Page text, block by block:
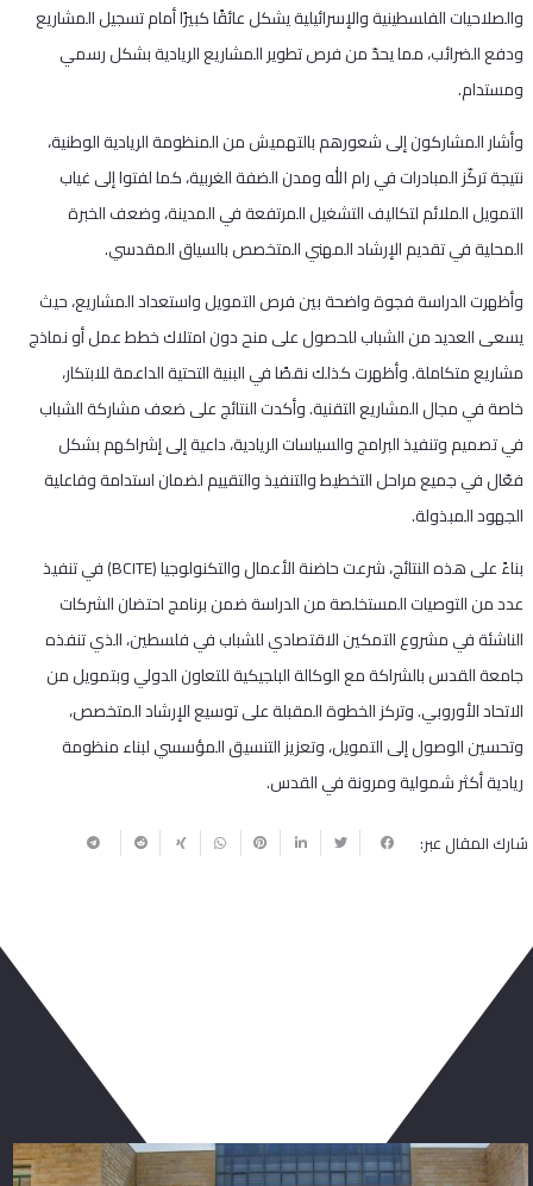
والصلاحيات الفلسطينية والإسرائيلية يشكل عائقًا كبيرًا أمام تسجيل المشاريع
ودفع الضرائب، مما يحدّ من فرص تطوير المشاريع الريادية بشكل رسمي
ومستدام.
وأشار المشاركون إلى شعورهم بالتهميش من المنظومة الريادية الوطنية،
نتيجة تركّز المبادرات في رام الله ومدن الضفة الغربية، كما لفتوا إلى غياب
التمويل الملائم لتكاليف التشغيل المرتفعة في المدينة، وضعف الخبرة
المحلية في تقديم الإرشاد المهني المتخصص بالسياق المقدسي.
وأظهرت الدراسة فجوة واضحة بين فرص التمويل واستعداد المشاريع، حيث
يسعى العديد من الشباب للحصول على منح دون امتلاك خطط عمل أو نماذج
مشاريع متكاملة. وأظهرت كذلك نقصًا في البنية التحتية الداعمة للابتكار،
خاصة في مجال المشاريع التقنية. وأكدت النتائج على ضعف مشاركة الشباب
في تصميم وتنفيذ البرامج والسياسات الريادية، داعية إلى إشراكهم بشكل
فعّال في جميع مراحل التخطيط والتنفيذ والتقييم لضمان استدامة وفاعلية
الجهود المبذولة.
بناءً على هذه النتائج، شرعت حاضنة الأعمال والتكنولوجيا (BCITE) في تنفيذ
عدد من التوصيات المستخلصة من الدراسة ضمن برنامج احتضان الشركات
الناشئة في مشروع التمكين الاقتصادي للشباب في فلسطين، الذي تنفذه
جامعة القدس بالشراكة مع الوكالة البلجيكية للتعاون الدولي وبتمويل من
الاتحاد الأوروبي. وتركز الخطوة المقبلة على توسيع الإرشاد المتخصص،
وتحسين الوصول إلى التمويل، وتعزيز التنسيق المؤسسي لبناء منظومة
ريادية أكثر شمولية ومرونة في القدس.
شارك المقال عبر: